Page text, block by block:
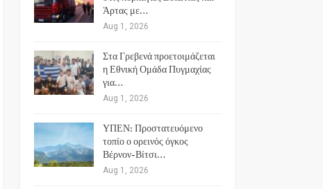
Άρτας με…
Aug 1, 2026
Στα Γρεβενά προετοιμάζεται
η Εθνική Ομάδα Πυγμαχίας
για…
Aug 1, 2026
ΥΠΕΝ: Προστατευόμενο
τοπίο ο ορεινός όγκος
Βέρνον-Βίτσι…
Aug 1, 2026